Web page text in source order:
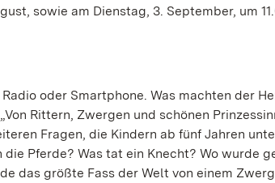
sowie am Dienstag, 3. September, um
oder Smartphone. Was machten der
Rittern, Zwergen und schönen
Fragen, die Kindern ab fünf Jahren
Pferde? Was tat ein Knecht? Wo wurde
das größte Fass der Welt von einem